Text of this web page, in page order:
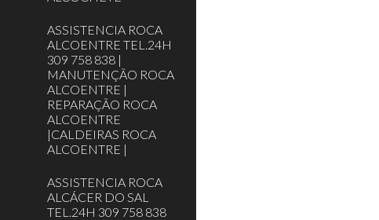
ASSISTENCIA ROCA
ALCOENTRE TEL.24H
309 758 838 |
MANUTENÇÃO ROCA
ALCOENTRE |
REPARAÇÃO ROCA
ALCOENTRE
|CALDEIRAS ROCA
ALCOENTRE |
ASSISTENCIA ROCA
ALCÁCER DO SAL
TEL.24H 309 758 838